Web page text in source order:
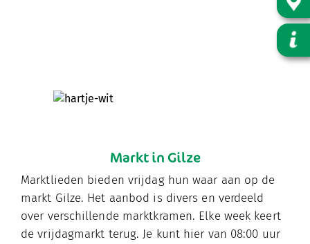
Markt in Gilze
Marktlieden bieden vrijdag hun waar aan op de
markt Gilze. Het aanbod is divers en verdeeld
over verschillende marktkramen. Elke week keert
de vrijdagmarkt terug. Je kunt hier van 08:00 uur